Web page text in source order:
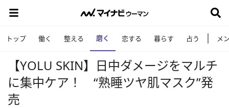
トップ 働く 整える 磨く 恋する 暮らす 占う メ
【YOLU SKIN】日中ダメージをマルチ
に集中ケア！ “熟睡ツヤ肌マスク”発
売